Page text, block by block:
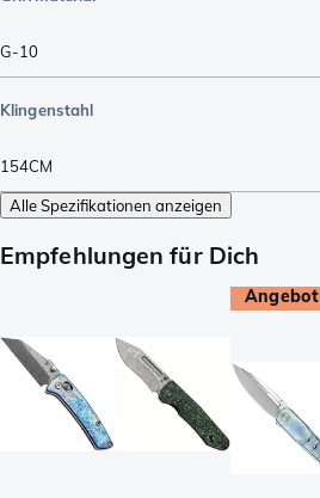
G-10
Klingenstahl
154CM
Alle Spezifikationen anzeigen
Empfehlungen für Dich
Angebot